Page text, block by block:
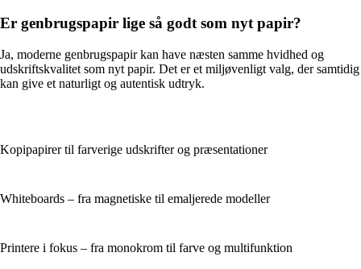
Er genbrugspapir lige så godt som nyt papir?
Ja, moderne genbrugspapir kan have næsten samme hvidhed og
udskriftskvalitet som nyt papir. Det er et miljøvenligt valg, der samtidig
kan give et naturligt og autentisk udtryk.
Kopipapirer til farverige udskrifter og præsentationer
Whiteboards – fra magnetiske til emaljerede modeller
Printere i fokus – fra monokrom til farve og multifunktion